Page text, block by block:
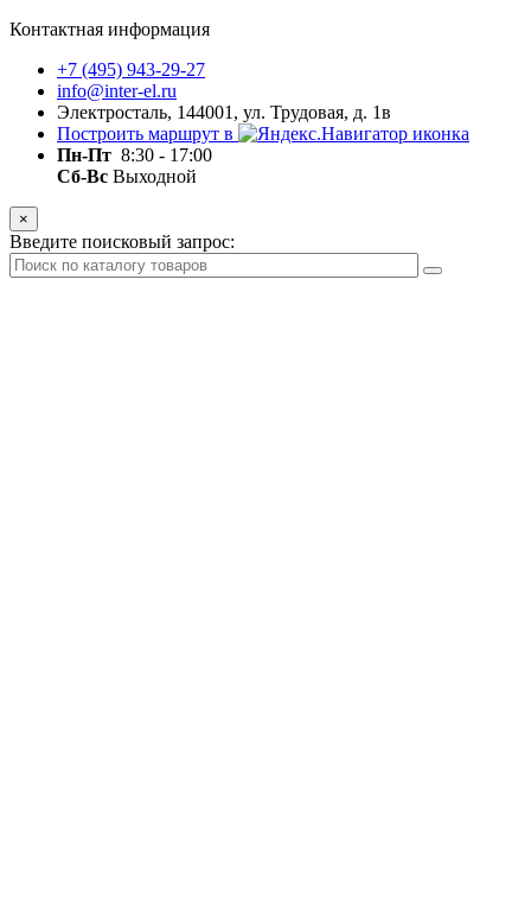
Контактная информация
+7 (495) 943-29-27
info@inter-el.ru
Электросталь, 144001, ул. Трудовая, д. 1в
Построить маршрут в
Пн-Пт 8:30 - 17:00
Сб-Вс Выходной
×
Введите поисковый запрос: